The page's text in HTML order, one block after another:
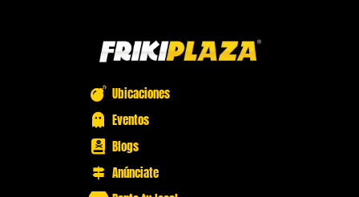
Ubicaciones
Eventos
Blogs
Anúnciate